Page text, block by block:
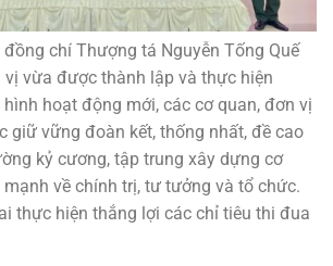
đồng chí Thượng tá Nguyễn Tống Quế
vừa được thành lập và thực hiện
hoạt động mới, các cơ quan, đơn vị
giữ vững đoàn kết, thống nhất, đề cao
kỷ cương, tập trung xây dựng cơ
về chính trị, tư tưởng và tổ chức.
thực hiện thắng lợi các chỉ tiêu thi đua